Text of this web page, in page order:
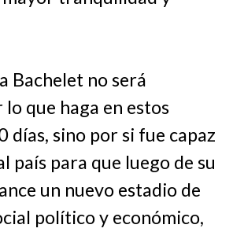
Bachelet no será
que haga en estos
días, sino por si fue capaz
país para que luego de su
un nuevo estadio de
político y económico,